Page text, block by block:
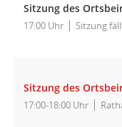
Sitzung des
17:00 Uhr Sitzung
Sitzung des
17:00-18:00 Uhr